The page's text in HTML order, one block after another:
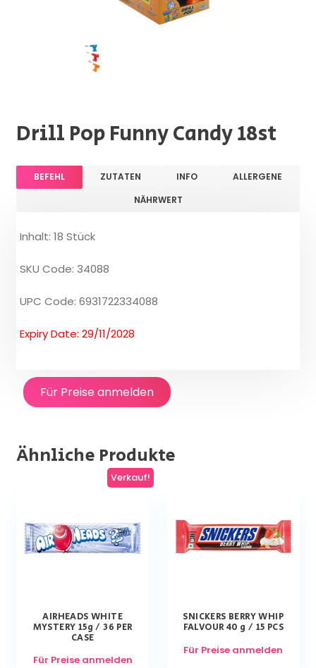
Drill Pop Funny Candy 18st
BEFEHL ZUTATEN INFO
ALLERGENE
NÄHRWERT
Inhalt: 18 Stück
SKU Code: 34088
UPC Code: 6931722334088
Expiry Date: 29/11/2028
Für Preise anmelden
Ähnliche Produkte
Verkauf!
AIRHEADS WHITE
MYSTERY 15g / 36 PER
CASE
Für Preise anmelden
SNICKERS BERRY WHIP
FALVOUR 40 g / 15 PCS
Für Preise anmelden